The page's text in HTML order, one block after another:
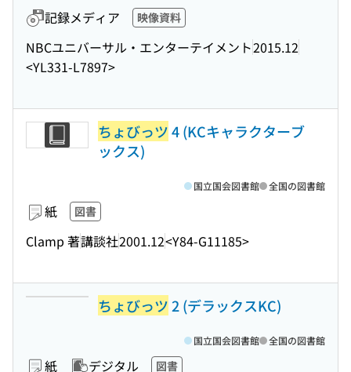
記録メディア 映像資料
NBCユニバーサル・エンターテイメント2015.12
<YL331-L7897>
ちょびっツ4 (KCキャラクターブ
ックス)
紙 図書
Clamp 著講談社2001.12<Y84-G11185>
国立国会図書館 全国の図書館
ちょびっツ2 (デラックスKC)
紙 デジタル 図書
国立国会図書館 全国の図書館